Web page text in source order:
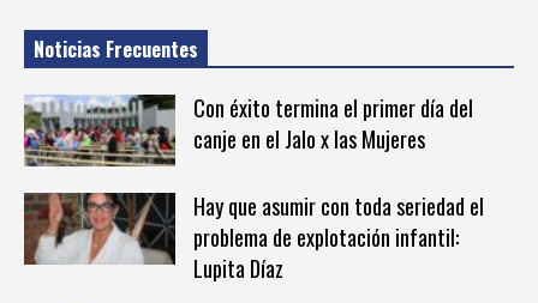
Noticias Frecuentes
Con éxito termina el primer día del
canje en el Jalo x las Mujeres
Hay que asumir con toda seriedad el
problema de explotación infantil:
Lupita Díaz